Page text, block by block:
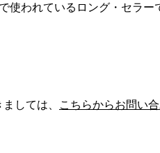
使われているロング・セラー
しては、 こちらからお問い